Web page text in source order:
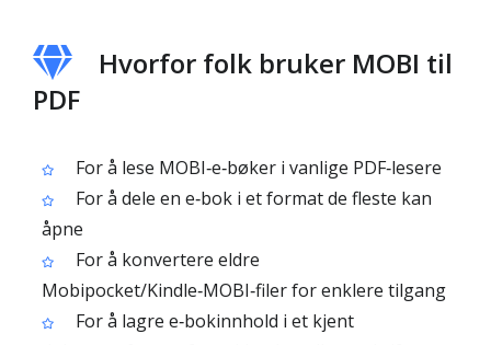
Hvorfor folk bruker MOBI til
PDF
For å lese MOBI‑e‑bøker i vanlige PDF‑lesere
For å dele en e‑bok i et format de fleste kan
åpne
For å konvertere eldre
Mobipocket/Kindle‑MOBI‑filer for enklere tilgang
For å lagre e‑bokinnhold i et kjent